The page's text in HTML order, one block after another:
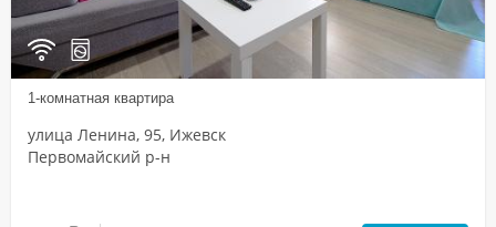
1-комнатная квартира
улица Ленина, 95, Ижевск
Первомайский р-н